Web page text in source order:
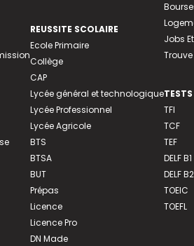
REUSSITE SCOLAIRE
Ecole Primaire
Collège
CAP
Lycée général et technologique
Lycée Professionnel
Lycée Agricole
BTS
BTSA
BUT
Prépas
Licence
Licence Pro
DN Made
Jobs
TESTS
TFI
TCF
TEF
DELF B1
DELF B2
TOEIC
TOEFL